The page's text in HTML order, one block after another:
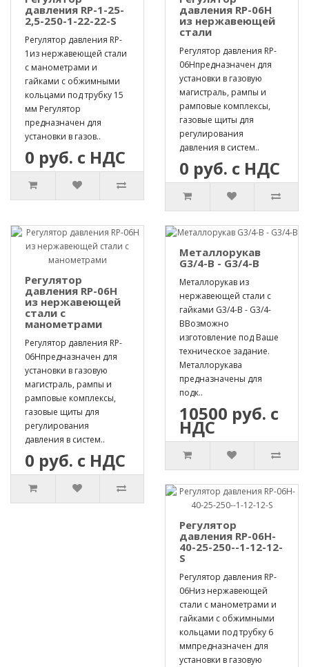
давления RP-1-25-
2,5-250-1-22-22-S
Регулятор давления RP-
1из нержавеющей стали
с манометрами и
гайками с обжимными
кольцами под трубку 15
мм Регулятор
предназначен для
установки в газов..
0 руб. с НДС
давления RP-06H
из нержавеющей
стали
Регулятор давления RP-
06Hпредназначен для
установки в газовую
магистраль, рампы и
рамповые комплексы,
газовые щиты для
регулирования
давления в систем..
0 руб. с НДС
Регулятор
давления RP-06H
из нержавеющей
стали с
манометрами
Регулятор давления RP-
06Hпредназначен для
установки в газовую
магистраль, рампы и
рамповые комплексы,
газовые щиты для
регулирования
давления в систем..
0 руб. с НДС
Металлорукав
G3/4-B - G3/4-B
Металлорукав из
нержавеющей стали с
гайками G3/4-B - G3/4-
BВозможно
изготовление под Ваше
техническое задание.
Металлорукава
предназначены для
подк..
10500 руб. с
НДС
Регулятор
давления RP-06H-
40-25-250--1-12-12-
S
Регулятор давления RP-
06Hиз нержавеющей
стали с манометрами и
гайками с обжимными
кольцами под трубку 6
ммпредназначен для
установки в газовую